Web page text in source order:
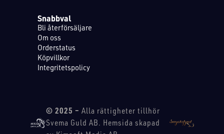
Snabbval
Bli återförsäljare
Om oss
Orderstatus
Köpvillkor
Integritetspolicy
© 2025 – Alla rättigheter tillhör
Svema Guld AB. Hemsida skapad